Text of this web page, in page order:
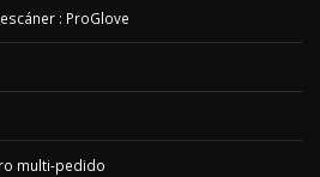
: ProGlove
multi-pedido